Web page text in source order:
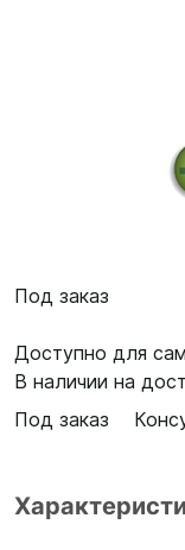
Под заказ
Доступно для
В наличии на
Под заказ